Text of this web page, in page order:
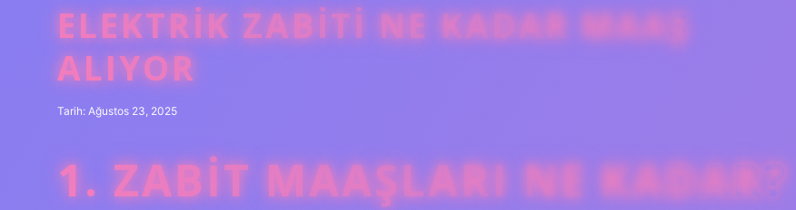
ELEKTRIK ZABITI NE KADAR MAAŞ
ALIYOR
Tarih: Ağustos 23, 2025
1. ZABIT MAAŞLARI NE KADAR?